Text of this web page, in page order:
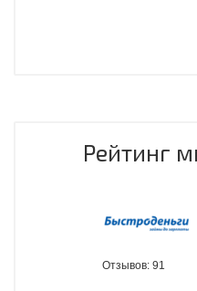
Рейтинг
Отзывов: 91